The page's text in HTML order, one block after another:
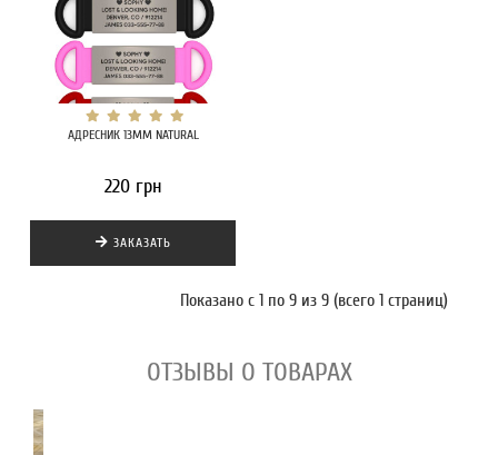
АДРЕСНИК 13MM NATURAL
220 грн
ЗАКАЗАТЬ
Показано с 1 по 9 из 9 (всего 1 страниц)
ОТЗЫВЫ О ТОВАРАХ